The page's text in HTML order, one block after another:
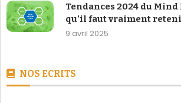
Tendances 2024 du Mind
qu’il faut vraiment
9 avril 2025
NOS ECRITS